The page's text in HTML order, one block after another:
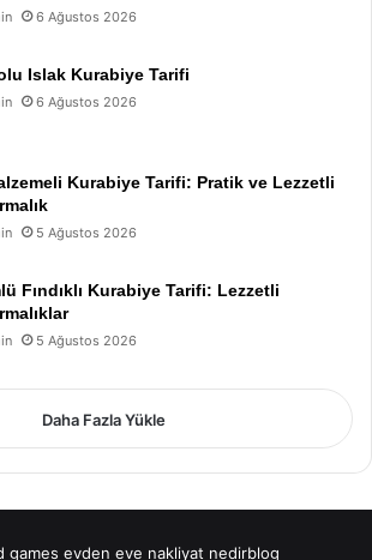
6 Ağustos 2026
Islak Kurabiye Tarifi
6 Ağustos 2026
Kurabiye Tarifi: Pratik ve Lezzetli
5 Ağustos 2026
Fındıklı Kurabiye Tarifi: Lezzetli
5 Ağustos 2026
Daha Fazla Yükle
games evden eve nakliyat nedirblog